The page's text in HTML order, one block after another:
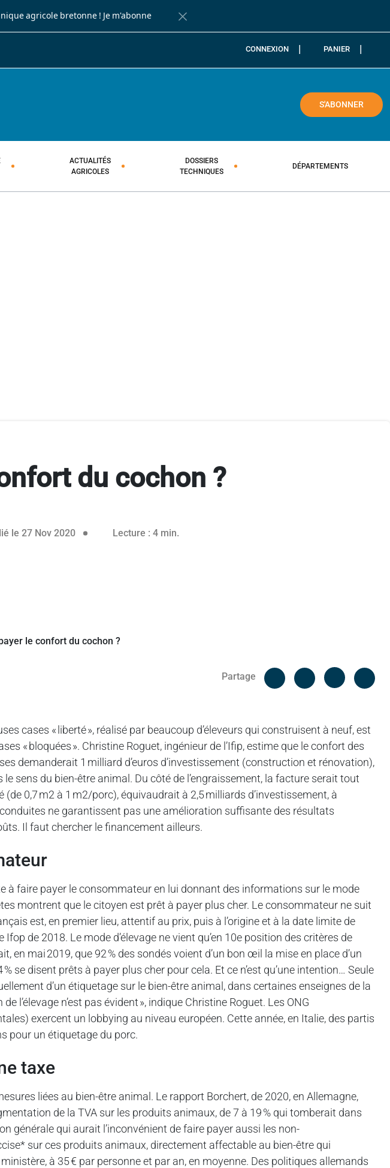
agricole bretonne ! Je m'abonne
Fermer la barre de notification
CONNEXION PANIER
S'ABONNER
ACTUALITÉS
AGRICOLES
DOSSIERS
TECHNIQUES
DÉPARTEMENTS
du cochon ?
le 27 Nov 2020 Lecture : 4 min.
Partage
Facebook
cases « liberté », réalisé par beaucoup d’éleveurs qui construisent à neuf, est
« bloquées ». Christine Roguet, ingénieur de l’Ifip, estime que le confort des
demanderait 1 milliard d’euros d’investissement (construction et rénovation),
sens du bien-être animal. Du côté de l’engraissement, la facture serait tout
(de 0,7 m2 à 1 m2/porc), équivaudrait à 2,5 milliards d’investissement, à
conduites ne garantissent pas une amélioration suffisante des résultats
Il faut chercher le financement ailleurs.
à faire payer le consommateur en lui donnant des informations sur le mode
montrent que le citoyen est prêt à payer plus cher. Le consommateur ne suit
est, en premier lieu, attentif au prix, puis à l’origine et à la date limite de
de 2018. Le mode d’élevage ne vient qu’en 10e position des critères de
en mai 2019, que 92 % des sondés voient d’un bon œil la mise en place d’un
se disent prêts à payer plus cher pour cela. Et ce n’est qu’une intention… Seule
d’un étiquetage sur le bien-être animal, dans certaines enseignes de la
l’élevage n’est pas évident », indique Christine Roguet. Les ONG
exercent un lobbying au niveau européen. Cette année, en Italie, des partis
pour un étiquetage du porc.
taxe
liées au bien-être animal. Le rapport Borchert, de 2020, en Allemagne,
de la TVA sur les produits animaux, de 7 à 19 % qui tomberait dans
générale qui aurait l’inconvénient de faire payer aussi les non-
sur ces produits animaux, directement affectable au bien-être qui
à 35 € par personne et par an, en moyenne. Des politiques allemands